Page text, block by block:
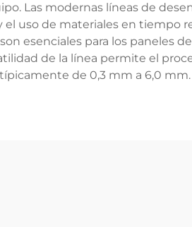
Las modernas líneas de
uso de materiales en tiempo
esenciales para los paneles
de la línea permite el
de 0,3 mm a 6,0 mm.